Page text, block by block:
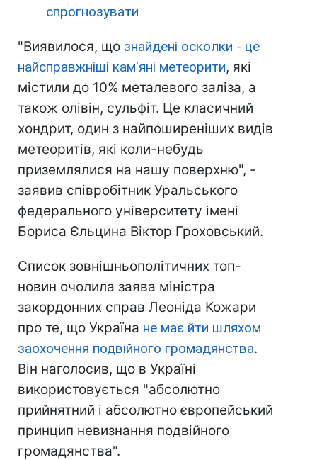
спрогнозувати
"Виявилося, що знайдені осколки - це
найсправжніші кам'яні метеорити, які
містили до 10% металевого заліза, а
також олівін, сульфіт. Це класичний
хондрит, один з найпоширеніших видів
метеоритів, які коли-небудь
приземлялися на нашу поверхню", -
заявив співробітник Уральського
федерального університету імені
Бориса Єльцина Віктор Гроховський.
Список зовнішньополітичних топ-
новин очолила заява міністра
закордонних справ Леоніда Кожари
про те, що Україна не має йти шляхом
заохочення подвійного громадянства.
Він наголосив, що в Україні
використовується "абсолютно
прийнятний і абсолютно європейський
принцип невизнання подвійного
громадянства".